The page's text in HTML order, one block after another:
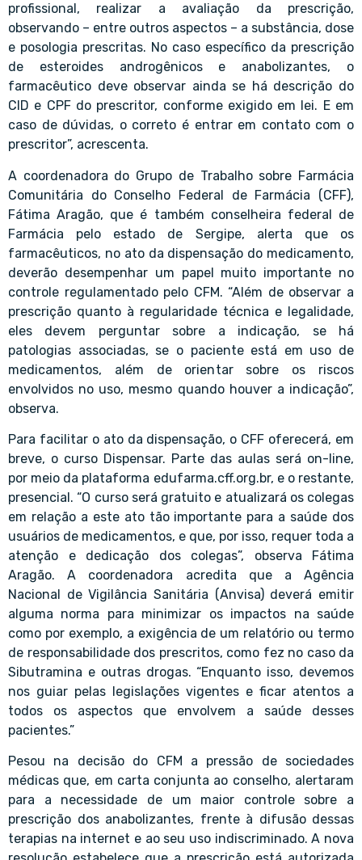
profissional, realizar a avaliação da prescrição,
observando – entre outros aspectos – a substância, dose
e posologia prescritas. No caso específico da prescrição
de esteroides androgênicos e anabolizantes, o
farmacêutico deve observar ainda se há descrição do
CID e CPF do prescritor, conforme exigido em lei. E em
caso de dúvidas, o correto é entrar em contato com o
prescritor”, acrescenta.
A coordenadora do Grupo de Trabalho sobre Farmácia
Comunitária do Conselho Federal de Farmácia (CFF),
Fátima Aragão, que é também conselheira federal de
Farmácia pelo estado de Sergipe, alerta que os
farmacêuticos, no ato da dispensação do medicamento,
deverão desempenhar um papel muito importante no
controle regulamentado pelo CFM. “Além de observar a
prescrição quanto à regularidade técnica e legalidade,
eles devem perguntar sobre a indicação, se há
patologias associadas, se o paciente está em uso de
medicamentos, além de orientar sobre os riscos
envolvidos no uso, mesmo quando houver a indicação”,
observa.
Para facilitar o ato da dispensação, o CFF oferecerá, em
breve, o curso Dispensar. Parte das aulas será on-line,
por meio da plataforma edufarma.cff.org.br, e o restante,
presencial. “O curso será gratuito e atualizará os colegas
em relação a este ato tão importante para a saúde dos
usuários de medicamentos, e que, por isso, requer toda a
atenção e dedicação dos colegas”, observa Fátima
Aragão. A coordenadora acredita que a Agência
Nacional de Vigilância Sanitária (Anvisa) deverá emitir
alguma norma para minimizar os impactos na saúde
como por exemplo, a exigência de um relatório ou termo
de responsabilidade dos prescritos, como fez no caso da
Sibutramina e outras drogas. “Enquanto isso, devemos
nos guiar pelas legislações vigentes e ficar atentos a
todos os aspectos que envolvem a saúde desses
pacientes.”
Pesou na decisão do CFM a pressão de sociedades
médicas que, em carta conjunta ao conselho, alertaram
para a necessidade de um maior controle sobre a
prescrição dos anabolizantes, frente à difusão dessas
terapias na internet e ao seu uso indiscriminado. A nova